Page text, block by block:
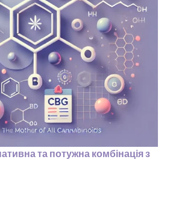
та потужна комбінація з